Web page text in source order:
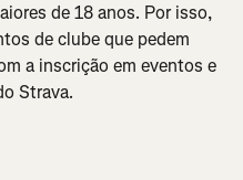
de 18 anos. Por isso,
de clube que pedem
a inscrição em eventos e
Strava.